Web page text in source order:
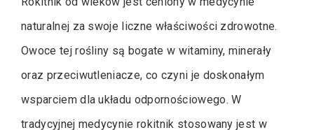
naturalnej za swoje liczne właściwości zdrowotne.
Owoce tej rośliny są bogate w witaminy, minerały
oraz przeciwutleniacze, co czyni je doskonałym
wsparciem dla układu odpornościowego. W
tradycyjnej medycynie rokitnik stosowany jest w